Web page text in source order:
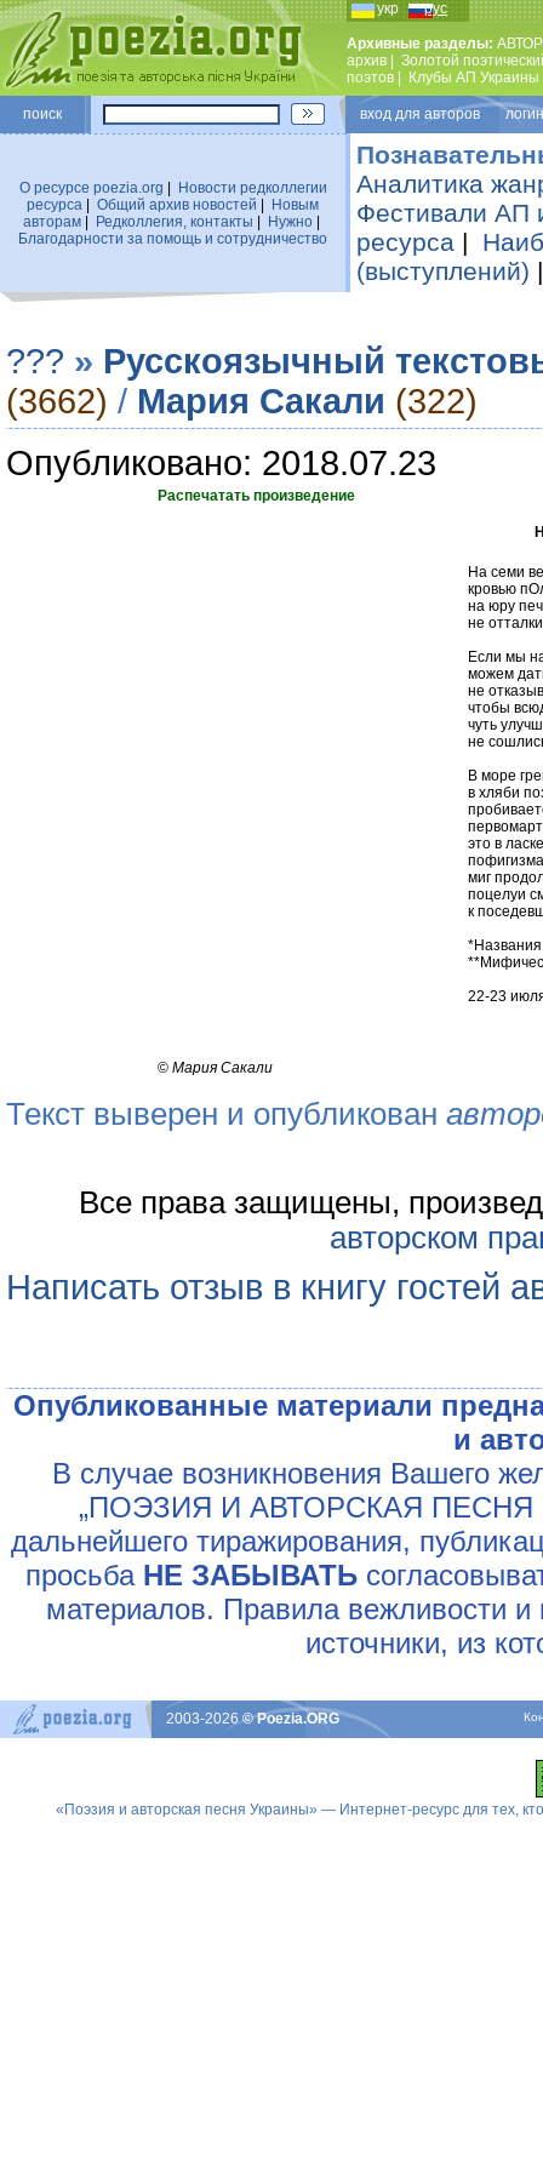
укр рус
Архивные разделы:
архив
Золотой
поэтов
Клубы АП Украины
поиск вход для авторов
О ресурсе poezia.org
Новости редколлегии
ресурса
Общий архив новостей
Новым
авторам| Редколлегия, контакты Нужно|
Благодарности за помощь и сотрудничество
Аналитика
Фестивали АП
ресурса |
(выступлений)
??? » Русскоязычный
(3662) / Мария Сакали (322)
Опубликовано: 2018.07.23
Распечатать произведение
На семи
кровью
на юру
не
Если мы
можем
не
чтобы
чуть
не
В море
в хляби
это в
миг
поцелуи
к
22-23
© Мария Сакали
Текст выверен и опубликован
Все права защищены,
авторском
Написать отзыв в книгу гостей
Опубликованные материали
и
В случае возникновения Вашего
„ПОЭЗИЯ И АВТОРСКАЯ ПЕСНЯ
дальнейшего тиражирования,
просьба НЕ ЗАБЫВАТЬ
материалов. Правила вежливости и
источники, из
2003-2026© Poezia.ORG
«Поэзия и авторская песня Украины» — Интернет-ресурс для тех,